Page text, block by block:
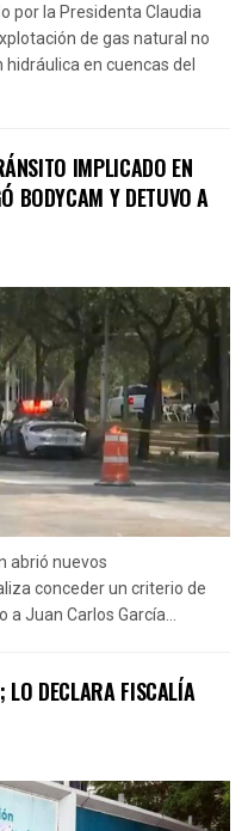
por la Presidenta Claudia
de gas natural no
en cuencas del
IMPLICADO EN
BODYCAM Y DETUVO A
abrió nuevos
conceder un criterio de
Juan Carlos García...
LO DECLARA FISCALÍA